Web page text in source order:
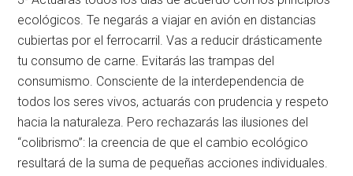
ecológicos. Te negarás a viajar en avión en distancias
cubiertas por el ferrocarril. Vas a reducir drásticamente
tu consumo de carne. Evitarás las trampas del
consumismo. Consciente de la interdependencia de
todos los seres vivos, actuarás con prudencia y respeto
hacia la naturaleza. Pero rechazarás las ilusiones del
“colibrismo”: la creencia de que el cambio ecológico
resultará de la suma de pequeñas acciones individuales.